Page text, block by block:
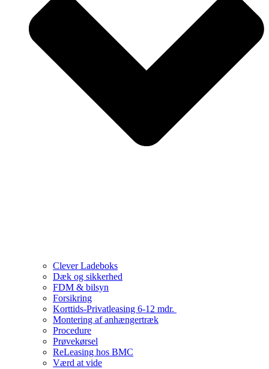
Clever Ladeboks
Dæk og sikkerhed
FDM & bilsyn
Forsikring
Korttids-Privatleasing 6-12 mdr.
Montering af anhængertræk
Procedure
Prøvekørsel
ReLeasing hos BMC
Værd at vide